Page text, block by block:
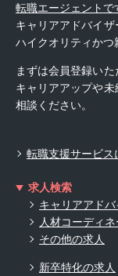
転職エージェントで
キャリアアドバイザ
ハイクオリティかつ
まずは会員登録い
キャリアアップや
相談ください。
転職支援サービス
求人検索
キャリアアド
人材コーディ
その他の求人
新卒特化の求人